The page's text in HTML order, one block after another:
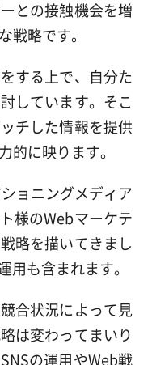
との接触機会を増
戦略です。
する上で、自分た
しています。そこ
チした情報を提供
的に映ります。
ョニングメディア
様のWebマーケテ
略を描いてきまし
用も含まれます。
合状況によって見
は変わってまいり
の運用やWeb戦